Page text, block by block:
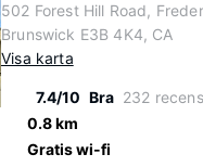
502 Forest Hill Road,
Brunswick E3B 4K4, CA
Visa karta
7.4/10 Bra 232
0.8 km
Gratis wi-fi